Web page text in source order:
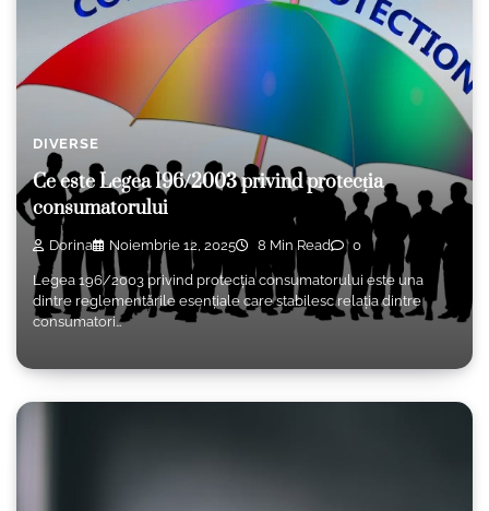
DIVERSE
Ce este Legea 196/2003 privind protecția
consumatorului
Dorina Noiembrie 12, 2025 8 Min Read 0
Legea 196/2003 privind protecția consumatorului este una
dintre reglementările esențiale care stabilesc relația dintre
consumatori…